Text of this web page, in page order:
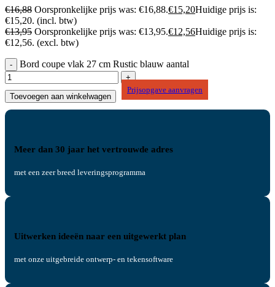
€16,88 Oorspronkelijke prijs was: €16,88.€15,20Huidige prijs is:
€15,20. (incl. btw)
€13,95 Oorspronkelijke prijs was: €13,95.€12,56Huidige prijs is:
€12,56. (excl. btw)
Bord coupe vlak 27 cm Rustic blauw aantal
Toevoegen aan winkelwagen
Prijsopgave aanvragen
Meer dan 30 jaar het vertrouwde adres
met een zeer breed leveringsprogramma
Uitwerken ideeën naar een uitgewerkt plan
met onze uitgebreide ontwerp- en tekensoftware